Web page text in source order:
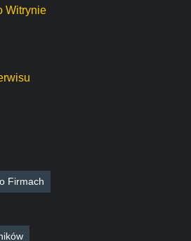
Witrynie
Firmach